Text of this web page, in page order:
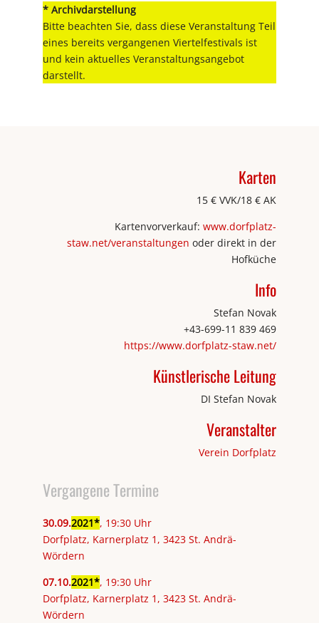
* Archivdarstellung
Bitte beachten Sie, dass diese Veranstaltung Teil
eines bereits vergangenen Viertelfestivals ist
und kein aktuelles Veranstaltungsangebot
darstellt.
Karten
15 € VVK/18 € AK
Kartenvorverkauf: www.dorfplatz-
staw.net/veranstaltungen oder direkt in der
Hofküche
Info
Stefan Novak
+43-699-11 839 469
https://www.dorfplatz-staw.net/
Künstlerische Leitung
DI Stefan Novak
Veranstalter
Verein Dorfplatz
Vergangene Termine
30.09.2021 , 19:30 Uhr
Dorfplatz, Karnerplatz 1, 3423 St. Andrä-
Wördern
07.10.2021 , 19:30 Uhr
Dorfplatz, Karnerplatz 1, 3423 St. Andrä-
Wördern